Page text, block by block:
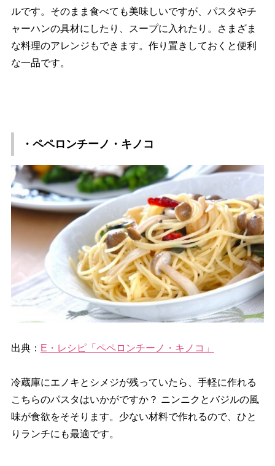
ルです。そのまま食べても美味しいですが、パスタやチ
ャーハンの具材にしたり、スープに入れたり。さまざま
な料理のアレンジもできます。作り置きしておくと便利
な一品です。
・ペペロンチーノ・キノコ
出典： E・レシピ「ペペロンチーノ・キノコ」
冷蔵庫にエノキとシメジが残っていたら、手軽に作れる
こちらのパスタはいかがですか？ ニンニクとバジルの風
味が食欲をそそります。少ない材料で作れるので、ひと
りランチにも最適です。